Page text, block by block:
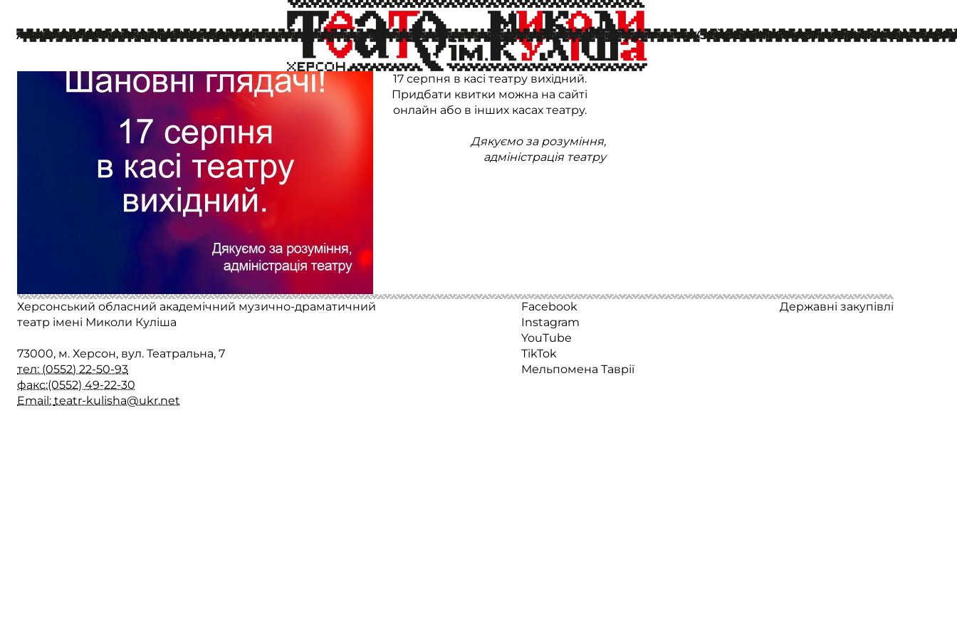
АФІШАРЕПЕРТУАРКОЛЕКТИВНОВИНИ МУЗЕЙБЕЗБАР'ЄРНІСТЬМЕЛЬПОМЕНА ТАВРІЇ
16 серпня
Увага, шановні глядачі!
17 серпня в касі театру вихідний.
Придбати квитки можна на сайті
онлайн або в інших касах театру.
Дякуємо за розуміння,
адміністрація театру
Херсонський обласний академічний музично-драматичний
театр імені Миколи Куліша
73000, м. Херсон, вул. Театральна, 7
тел: (0552) 22-50-93
факс:(0552) 49-22-30
Email: teatr-kulisha@ukr.net
Facebook
Instagram
YouTube
TikTok
Мельпомена Таврії
Державні закупівлі